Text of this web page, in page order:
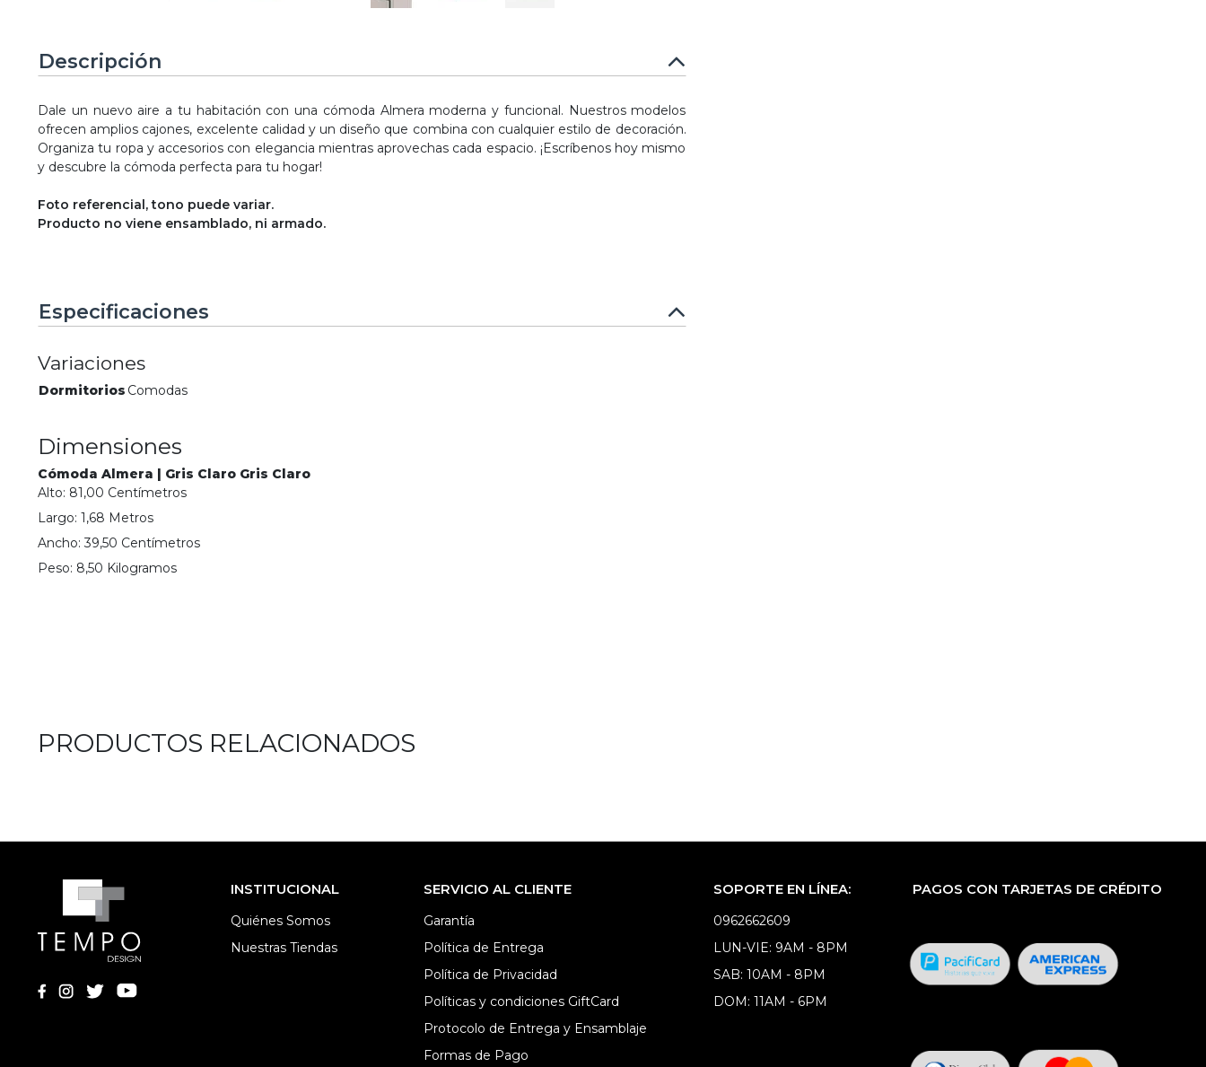
Descripción
Dale un nuevo aire a tu habitación con una cómoda Almera moderna y funcional. Nuestros modelos
ofrecen amplios cajones, excelente calidad y un diseño que combina con cualquier estilo de decoración.
Organiza tu ropa y accesorios con elegancia mientras aprovechas cada espacio. ¡Escríbenos hoy mismo
y descubre la cómoda perfecta para tu hogar!
Foto referencial, tono puede variar.
Producto no viene ensamblado, ni armado.
Especificaciones
Variaciones
Dormitorios Comodas
Dimensiones
Cómoda Almera | Gris Claro Gris Claro
Alto: 81,00 Centímetros
Largo: 1,68 Metros
Ancho:39,50 Centímetros
Peso: 8,50 Kilogramos
PRODUCTOS RELACIONADOS
INSTITUCIONAL
Quiénes Somos
Nuestras Tiendas
SERVICIO AL CLIENTE
Garantía
Política de Entrega
Política de Privacidad
Políticas y condiciones GiftCard
Protocolo de Entrega y Ensamblaje
Formas de Pago
SOPORTE EN LÍNEA:
0962662609
LUN-VIE: 9AM - 8PM
SAB: 10AM - 8PM
DOM: 11AM - 6PM
PAGOS CON TARJETAS DE CRÉDITO